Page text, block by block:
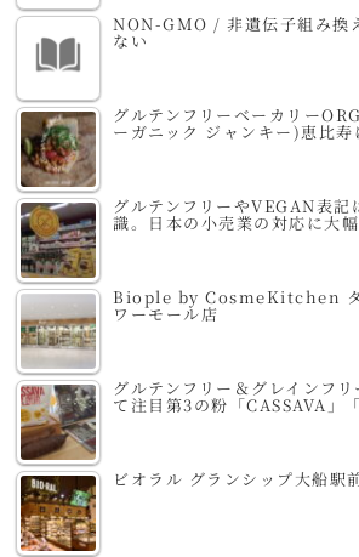
NON-GMO / 非遺伝子組み換
ない
グルテンフリーベーカリー
ーガニック ジャンキー)恵比寿
グルテンフリーやVEGAN表記
識。日本の小売業の対応に大
Biople by CosmeKitchen タ
ワーモール店
グルテンフリー＆グレインフ
て注目第3の粉「CASSAVA」
ビオラル グランシップ大船